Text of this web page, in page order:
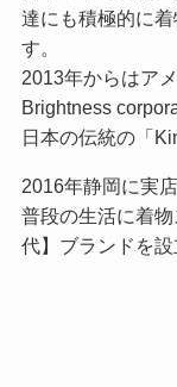
達にも積極的に
す。
2013年からはア
Brightness
日本の伝統の「
2016年静岡に実
普段の生活に着
代】ブランドを設